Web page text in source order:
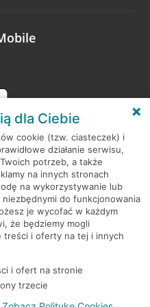
dla Ciebie
cookie (tzw. ciasteczek) i
działanie serwisu,
potrzeb, a także
na innych stronach
na wykorzystywanie lub
do funkcjonowania
je wycofać w każdym
że będziemy mogli
treści i oferty na tej i innych
i ofert na stronie
trzecie